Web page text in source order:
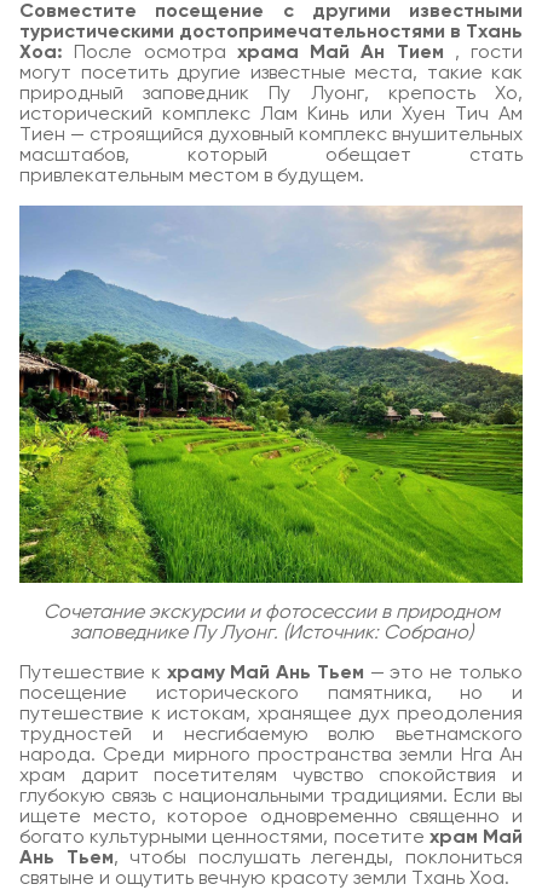
Совместите посещение с другими известными
туристическими достопримечательностями в Тхань
Хоа: После осмотра храма Май Ан Тием , гости
могут посетить другие известные места, такие как
природный заповедник Пу Луонг, крепость Хо,
исторический комплекс Лам Кинь или Хуен Тич Ам
Тиен — строящийся духовный комплекс внушительных
масштабов, который обещает стать
привлекательным местом в будущем.
Сочетание экскурсии и фотосессии в природном
заповеднике Пу Луонг. (Источник: Собрано)
Путешествие к храму Май Ань Тьем — это не только
посещение исторического памятника, но и
путешествие к истокам, хранящее дух преодоления
трудностей и несгибаемую волю вьетнамского
народа. Среди мирного пространства земли Нга Ан
храм дарит посетителям чувство спокойствия и
глубокую связь с национальными традициями. Если вы
ищете место, которое одновременно священно и
богато культурными ценностями, посетите храм Май
Ань Тьем, чтобы послушать легенды, поклониться
святыне и ощутить вечную красоту земли Тхань Хоа.